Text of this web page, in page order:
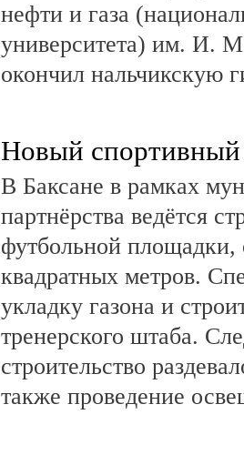
нефти и газа
университета) им. И.
окончил нальчикскую
Новый спортивный
В Баксане в рамках
партнёрства ведётся
футбольной
квадратных метров.
укладку газона и
тренерского штаба.
строительство
также проведение